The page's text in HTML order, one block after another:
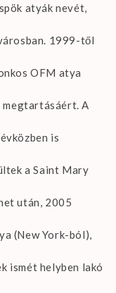
atyák nevét,
1999-től
OFM atya
megtartásáért. A
is
a Saint Mary
után, 2005
(New York-ból),
ismét helyben lakó